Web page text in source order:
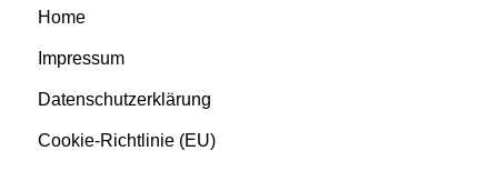
Home
Impressum
Datenschutzerklärung
Cookie-Richtlinie (EU)